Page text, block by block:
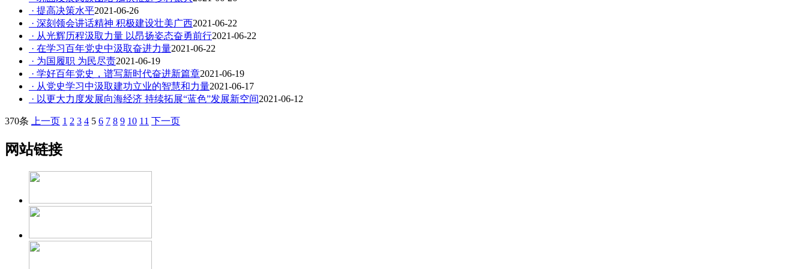
· 提高决策水平2021-06-26
· 深刻领会讲话精神 积极建设壮美广西2021-06-22
· 从光辉历程汲取力量 以昂扬姿态奋勇前行2021-06-22
· 在学习百年党史中汲取奋进力量2021-06-22
· 为国履职 为民尽责2021-06-19
· 学好百年党史，谱写新时代奋进新篇章2021-06-19
· 从党史学习中汲取建功立业的智慧和力量2021-06-17
· 以更大力度发展向海经济 持续拓展“蓝色”发展新空间2021-06-12
370条 上一页 1 2 3 4 5 6 7 8 9 10 11 下一页
网站链接